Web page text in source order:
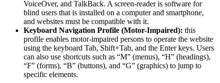
VoiceOver, and TalkBack. A screen-reader is software for
blind users that is installed on a computer and smartphone,
and websites must be compatible with it.
Keyboard Navigation Profile (Motor-Impaired): this
profile enables motor-impaired persons to operate the website
using the keyboard Tab, Shift+Tab, and the Enter keys. Users
can also use shortcuts such as “M” (menus), “H” (headings),
“F” (forms), “B” (buttons), and “G” (graphics) to jump to
specific elements.